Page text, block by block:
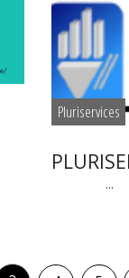
Pluriservices
...